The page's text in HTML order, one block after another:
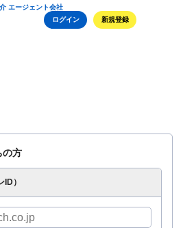
エージェント会社
ログイン
新規登録
の方
）